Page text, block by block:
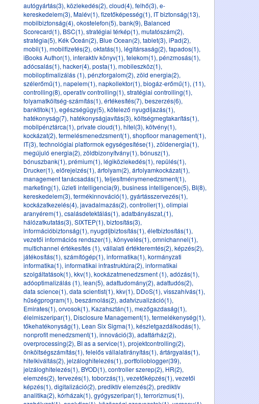
autógyártás(3), közlekedés(2), cloud(4), felhő(3), e-
kereskedelem(3), Malév(1), fizetőképesség(1), IT biztonság(13),
mobilbiztonság(4), okostelefon(5), bank(9), Balanced
Scorecard(1), BSC(1), stratégiai térkép(1), mutatószám(2),
stratégia(5), Kék Óceán(2), Blue Ocean(2), tablet(3), iPad(2),
mobil(1), mobilfizetés(2), oktatás(1), légitársaság(2), fapados(1),
iBooks Author(1), interaktív könyv(1), telekom(1), pénzmosás(1),
adócsalás(1), hacker(4), posta(1), mobileszköz(1),
mobiloptimalizálás (1), pénzforgalom(2), zöld energia(2),
szélerőmű(1), napelem(1), napkollektor(1), biogáz-erőmű(1), (11),
controlling(8), operatív controlling(1), stratégiai controlling(1),
folyamatköltség-számítás(1), értékesítés(7), beszerzés(6),
banktitok(1), egészségügy(5), kötelező nyugdíjazás(1),
hatékonyság(7), hatékonyságjavítás(3), költségmegtakarítás(1),
mobilpénztárca(1), private cloud(1), hitel(3), kötvény(1),
kockázat(2), termelésmenedzsment(1), shopfloor management(1),
IT(3), technológiai platformok egységesítése(1), zöldenergia(1),
megújuló energia(2), zöldbizonyítvány(1), bónusz(1),
bónuszbank(1), prémium(1), légiközlekedés(1), repülés(1),
Drucker(1), előrejelzés(1), árfolyam(2), árfolyamkockázat(1),
management tanácsadás(1), teljesítménymenedzsment(1),
marketing(1), üzleti intelligencia(9), business intelligence(5), BI(8),
kereskedelem(3), termékinnováció(1), gyártásszervezés(1),
kockázatkezelés(4), javadalmazás(2), controller(1), olimpiai
aranyérem(1), csalásdetektálás(1), adatbányászat,(1),
hálózatkutatás(3), SIXTEP(1), biztosítás(3),
információbiztonság(1), nyugdíjbiztosítás(1), életbiztosítás(1),
vezetői információs rendszer(1), könyvelés(1), omnichannel(1),
multichannel értékesítés (1), vállalati értékteremtés(2), képzés(2),
játékosítás(1), számítógép(1), informatika(1), kormányzati
informatika(1), informatikai infrastruktúra(2), informatikai
szolgáltatások(1), kkv(1), kockázatmenedzsment (1), adózás(1),
adóoptimalizálás (1), lean(5), adattudomány(2), adattudós(2),
data science(1), data scientist(1), kkv(1), DDoS(1), visszahívás(1),
hűségprogram(1), beszámolás(2), adatvizualizáció(1),
Emirates(1), orvosok(1), Kazahsztán(1), mezőgazdaság(1),
élelmiszeripar(1), Disclosure Management(1), termelékenység(1),
tőkehatékonyság(1), Lean Six Sigma(1), készletgazdálkodás(1),
nonprofit menedzsment(1), innováció(3), adattárház(2),
overprocessing(2), BI as a service(1), projektcontrolling(2),
önköltségszámítás(1), felelős vállalatirányítás(1), ártárgyalás(1),
hitelkiváltás(2), jelzáloghitelezés(1), portfolioblogger(39),
jelzáloghitelezés(1), BYOD(1), controller szerep(2), HR(2),
elemzés(2), tervezés(1), toborzás(1), vezetőképzés(1), vezetői
képzés(1), digitalizáció(2), prediktív elemzés(2), prediktív
analitika(2), kórházak(1), gyógyszeripar(1), terrorizmus(1),